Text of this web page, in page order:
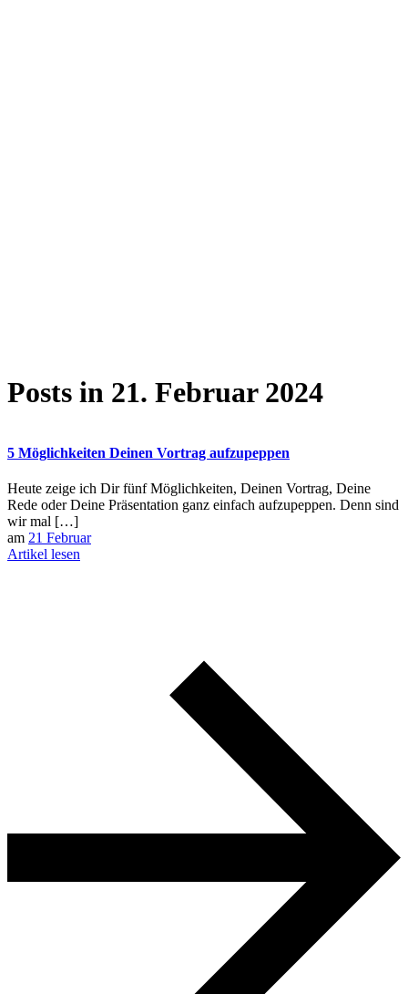
Posts in 21. Februar 2024
5 Möglichkeiten Deinen Vortrag aufzupeppen
Heute zeige ich Dir fünf Möglichkeiten, Deinen Vortrag, Deine
Rede oder Deine Präsentation ganz einfach aufzupeppen. Denn sind
wir mal […]
am 21 Februar
Artikel lesen